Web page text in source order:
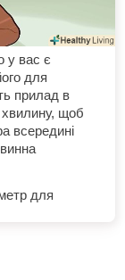
у вас є
для
прилад в
хвилину, щоб
всередині
для